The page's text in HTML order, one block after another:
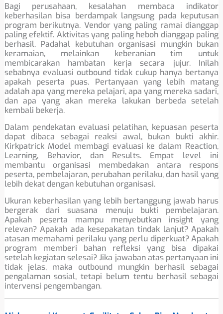
Bagi perusahaan, kesalahan membaca indikator
keberhasilan bisa berdampak langsung pada keputusan
program berikutnya. Vendor yang paling ramai dianggap
paling efektif. Aktivitas yang paling heboh dianggap paling
berhasil. Padahal kebutuhan organisasi mungkin bukan
keramaian, melainkan keberanian tim untuk
membicarakan hambatan kerja secara jujur. Inilah
sebabnya evaluasi outbound tidak cukup hanya bertanya
apakah peserta puas. Pertanyaan yang lebih matang
adalah apa yang mereka pelajari, apa yang mereka sadari,
dan apa yang akan mereka lakukan berbeda setelah
kembali bekerja.
Dalam pendekatan evaluasi pelatihan, kepuasan peserta
dapat dibaca sebagai reaksi awal, bukan bukti akhir.
Kirkpatrick Model membagi evaluasi ke dalam Reaction,
Learning, Behavior, dan Results. Empat level ini
membantu organisasi membedakan antara respons
peserta, pembelajaran, perubahan perilaku, dan hasil yang
lebih dekat dengan kebutuhan organisasi.
Ukuran keberhasilan yang lebih bertanggung jawab harus
bergerak dari suasana menuju bukti pembelajaran.
Apakah peserta mampu menyebutkan insight yang
relevan? Apakah ada kesepakatan tindak lanjut? Apakah
atasan memahami perilaku yang perlu diperkuat? Apakah
program memberi bahan refleksi yang bisa dipakai
setelah kegiatan selesai? Jika jawaban atas pertanyaan ini
tidak jelas, maka outbound mungkin berhasil sebagai
pengalaman sosial, tetapi belum tentu berhasil sebagai
intervensi pengembangan.